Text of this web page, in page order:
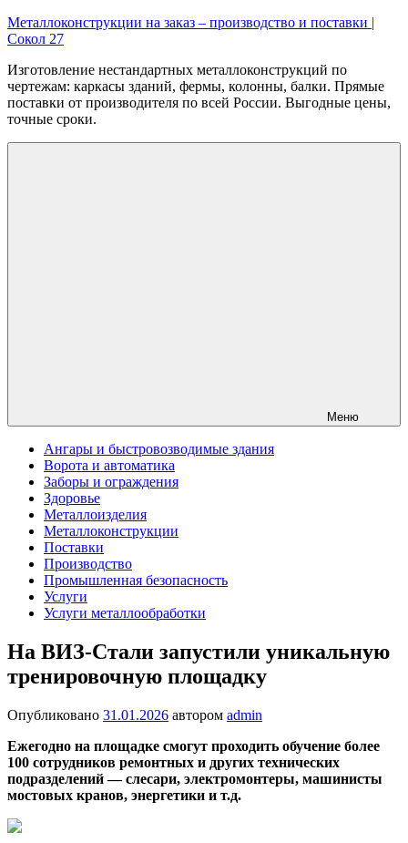
Перейти
к
Металлоконструкции на заказ – производство и поставки |
Сокол 27
Изготовление нестандартных металлоконструкций по
чертежам: каркасы зданий, фермы, колонны, балки. Прямые
поставки от производителя по всей России. Выгодные цены,
точные сроки.
Меню
Ангары и быстровозводимые здания
Ворота и автоматика
Заборы и ограждения
Здоровье
Металлоизделия
Металлоконструкции
Поставки
Производство
Промышленная безопасность
Услуги
Услуги металлообработки
На ВИЗ-Стали запустили уникальную
тренировочную площадку
Опубликовано 31.01.2026 автором admin
Ежегодно на площадке смогут проходить обучение более
100 сотрудников ремонтных и других технических
подразделений — слесари, электромонтеры, машинисты
мостовых кранов, энергетики и т.д.